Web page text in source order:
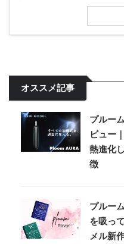
オススメ記事
プルー
ビュー
熱進化
徴
プルー
を吸っ
メル新